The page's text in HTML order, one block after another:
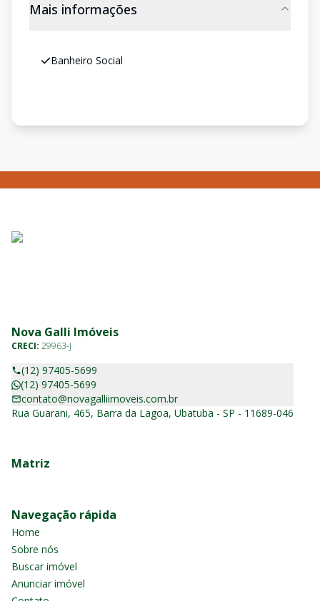
Mais informações
Banheiro Social
Nova Galli Imóveis
CRECI: 29963-J
(12) 97405-5699
(12) 97405-5699
contato@novagalliimoveis.com.br
Rua Guarani, 465, Barra da Lagoa, Ubatuba - SP - 11689-046
Matriz
Navegação rápida
Home
Sobre nós
Buscar imóvel
Anunciar imóvel